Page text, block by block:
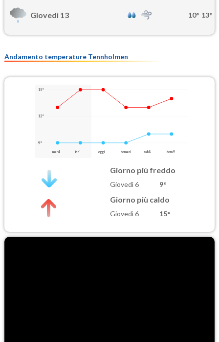
Giovedì 13 10° 13°
Andamento temperature Tennholmen
15°
12°
9°
mar 4 ieri oggi domani sab 8 dom 9
Giorno più freddo
Giovedì 6 9°
Giorno più caldo
Giovedì 6 15°